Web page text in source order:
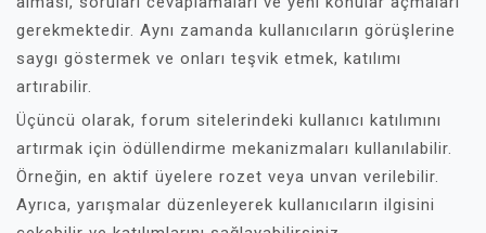
gerekmektedir. Aynı zamanda kullanıcıların görüşlerine
saygı göstermek ve onları teşvik etmek, katılımı
artırabilir.
Üçüncü olarak, forum sitelerindeki kullanıcı katılımını
artırmak için ödüllendirme mekanizmaları kullanılabilir.
Örneğin, en aktif üyelere rozet veya unvan verilebilir.
Ayrıca, yarışmalar düzenleyerek kullanıcıların ilgisini